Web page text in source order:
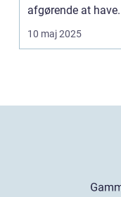
afgørende at
10 maj 2025